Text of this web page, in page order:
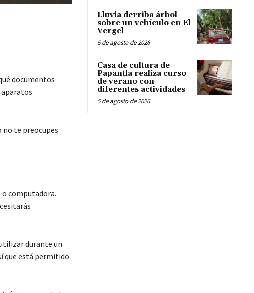
documentos
aparatos
no te preocupes
computadora.
durante un
que está permitido
Lluvia derriba árbol
sobre un vehículo en El
Vergel
5 de agosto de 2026
Casa de cultura de
Papantla realiza curso
de verano con
diferentes actividades
5 de agosto de 2026